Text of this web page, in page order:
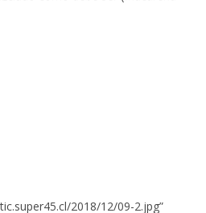
2018/12/09-2.jpg”